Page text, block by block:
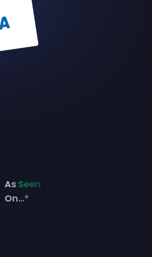
AsSeen
On...*